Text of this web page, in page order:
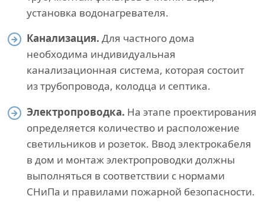
установка водонагревателя.
Канализация. Для частного дома
необходима индивидуальная
канализационная система, которая состоит
из трубопровода, колодца и септика.
Электропроводка. На этапе проектирования
определяется количество и расположение
светильников и розеток. Ввод электрокабеля
в дом и монтаж электропроводки должны
выполняться в соответствии с нормами
СНиПа и правилами пожарной безопасности.